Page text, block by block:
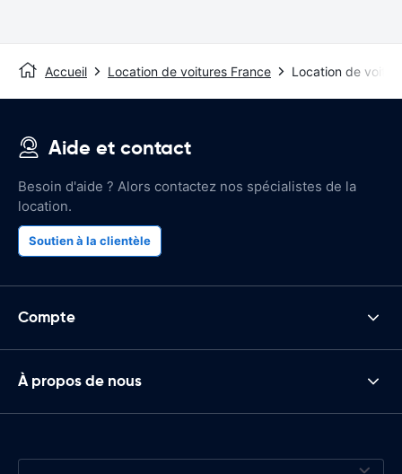
Accueil Location de voitures France Location de
Aide et contact
Besoin d'aide ? Alors contactez nos spécialistes de la
location.
Soutien à la clientèle
Compte
À propos de nous